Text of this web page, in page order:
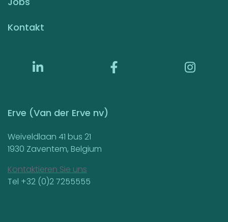
Kontakt
Erve (Van der Erve nv)
Weiveldlaan 41 bus 21
1930 Zaventem, Belgium
Kontaktieren Sie uns
Tel +32 (0)2 7255555